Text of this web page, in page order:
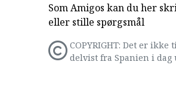
Som Amigos kan du her
eller stille spørgsmål
COPYRIGHT: Det er
delvist fra Spanien i dag